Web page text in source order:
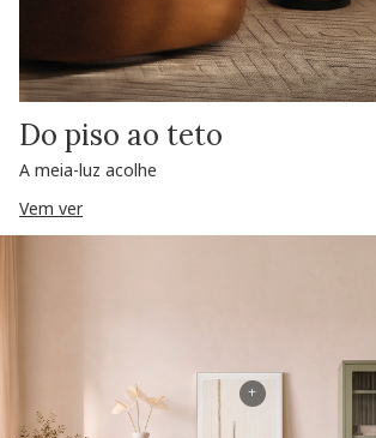
Do piso ao teto
A meia-luz acolhe
Vem ver
+